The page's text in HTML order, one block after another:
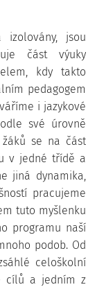
izolovány, jsou
část výuky
kdy takto
pedagogem
i jazykové
své úrovně
žáků se na část
v jedné třídě a
jiná dynamika,
pracujeme
tuto myšlenku
programu naší
podob. Od
celoškolní
cílů a jedním z